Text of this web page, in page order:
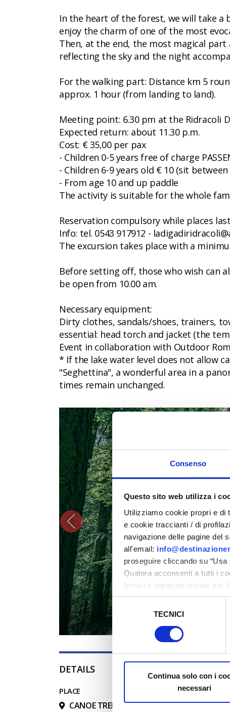
Consenso
Questo sito web utilizza i
Utilizziamo cookie propri e di
e cookie traccianti / di
navigazione delle pagine del
all'email:
proseguire cliccando su
Qualora acconsenti a tutti i
fornisce garanzie idonee per
sicurezza a Tutela dei
Selezione
del
TECNICI
Continua solo con i
necessari
In the heart of the forest, we will take a
enjoy the charm of one of the most
Then, at the end, the most magical
reflecting the sky and the night
For the walking part: Distance km 5
approx. 1 hour (from landing to land).
Meeting point: 6.30 pm at the Ridracoli
Expected return: about 11.30 p.m.
Cost: € 35,00 per pax
- Children 0-5 years free of charge
- Children 6-9 years old € 10 (sit
- From age 10 and up paddle
The activity is suitable for the whole
Reservation compulsory while places
Info: tel. 0543 917912 -
The excursion takes place with a
Before setting off, those who wish can
be open from 10.00 am.
Necessary equipment:
Dirty clothes, sandals/shoes, trainers,
essential: head torch and jacket (the
Event in collaboration with Outdoor
* If the lake water level does not allow
"Seghettina", a wonderful area in a
times remain unchanged.
DETAILS
PLACE
CANOE TREKKING AT NIGHT IN RIDRACOLI